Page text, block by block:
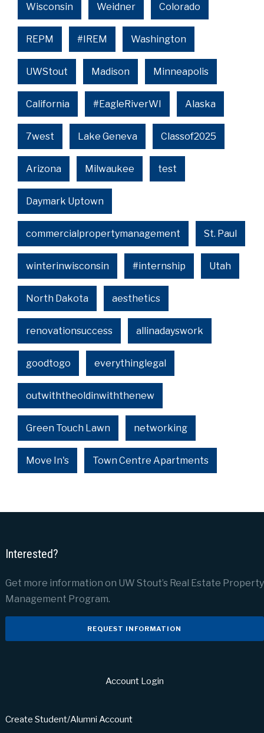
Wisconsin Weidner Colorado
REPM #IREM Washington
UWStout Madison Minneapolis
California #EagleRiverWI Alaska
7west Lake Geneva Classof2025
Arizona Milwaukee test
Daymark Uptown
commercialpropertymanagement St. Paul
winterinwisconsin #internship Utah
North Dakota aesthetics
renovationsuccess allinadayswork
goodtogo everythinglegal
outwiththeoldinwiththenew
Green Touch Lawn networking
Move In's Town Centre Apartments
Interested?
Get more information on UW Stout’s Real Estate Property
Management Program.
REQUEST INFORMATION
Account Login
Create Student/Alumni Account